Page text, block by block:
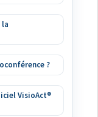
la
?
VisioAct®